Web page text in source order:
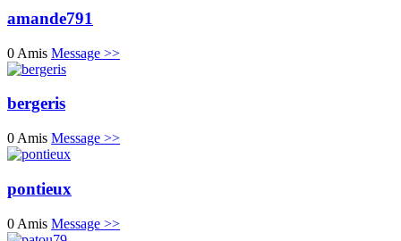
amande791
0 Amis Message >>
bergeris
0 Amis Message >>
pontieux
0 Amis Message >>